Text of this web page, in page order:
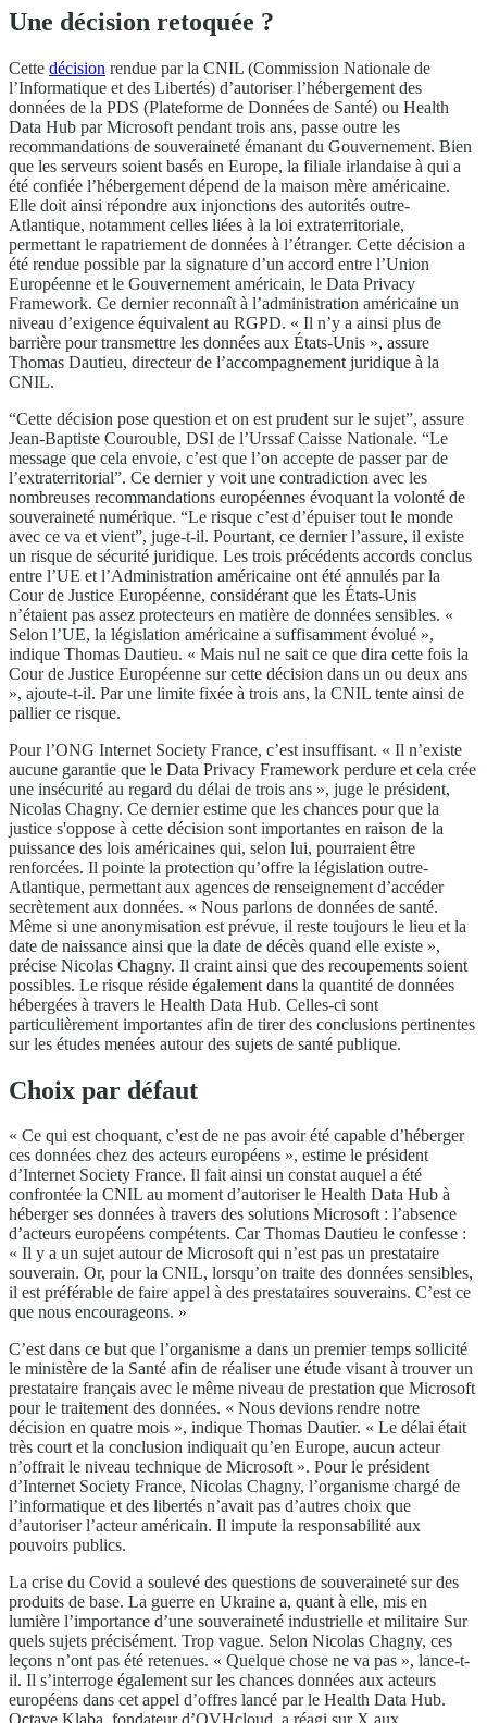
Une décision retoquée ?
Cette décision rendue par la CNIL (Commission Nationale de
l’Informatique et des Libertés) d’autoriser l’hébergement des
données de la PDS (Plateforme de Données de Santé) ou Health
Data Hub par Microsoft pendant trois ans, passe outre les
recommandations de souveraineté émanant du Gouvernement. Bien
que les serveurs soient basés en Europe, la filiale irlandaise à qui a
été confiée l’hébergement dépend de la maison mère américaine.
Elle doit ainsi répondre aux injonctions des autorités outre-
Atlantique, notamment celles liées à la loi extraterritoriale,
permettant le rapatriement de données à l’étranger. Cette décision a
été rendue possible par la signature d’un accord entre l’Union
Européenne et le Gouvernement américain, le Data Privacy
Framework. Ce dernier reconnaît à l’administration américaine un
niveau d’exigence équivalent au RGPD. « Il n’y a ainsi plus de
barrière pour transmettre les données aux États-Unis », assure
Thomas Dautieu, directeur de l’accompagnement juridique à la
CNIL.
“Cette décision pose question et on est prudent sur le sujet”, assure
Jean-Baptiste Courouble, DSI de l’Urssaf Caisse Nationale. “Le
message que cela envoie, c’est que l’on accepte de passer par de
l’extraterritorial”. Ce dernier y voit une contradiction avec les
nombreuses recommandations européennes évoquant la volonté de
souveraineté numérique. “Le risque c’est d’épuiser tout le monde
avec ce va et vient”, juge-t-il. Pourtant, ce dernier l’assure, il existe
un risque de sécurité juridique. Les trois précédents accords conclus
entre l’UE et l’Administration américaine ont été annulés par la
Cour de Justice Européenne, considérant que les États-Unis
n’étaient pas assez protecteurs en matière de données sensibles. «
Selon l’UE, la législation américaine a suffisamment évolué »,
indique Thomas Dautieu. « Mais nul ne sait ce que dira cette fois la
Cour de Justice Européenne sur cette décision dans un ou deux ans
», ajoute-t-il. Par une limite fixée à trois ans, la CNIL tente ainsi de
pallier ce risque.
Pour l’ONG Internet Society France, c’est insuffisant. « Il n’existe
aucune garantie que le Data Privacy Framework perdure et cela crée
une insécurité au regard du délai de trois ans », juge le président,
Nicolas Chagny. Ce dernier estime que les chances pour que la
justice s'oppose à cette décision sont importantes en raison de la
puissance des lois américaines qui, selon lui, pourraient être
renforcées. Il pointe la protection qu’offre la législation outre-
Atlantique, permettant aux agences de renseignement d’accéder
secrètement aux données. « Nous parlons de données de santé.
Même si une anonymisation est prévue, il reste toujours le lieu et la
date de naissance ainsi que la date de décès quand elle existe »,
précise Nicolas Chagny. Il craint ainsi que des recoupements soient
possibles. Le risque réside également dans la quantité de données
hébergées à travers le Health Data Hub. Celles-ci sont
particulièrement importantes afin de tirer des conclusions pertinentes
sur les études menées autour des sujets de santé publique.
Choix par défaut
« Ce qui est choquant, c’est de ne pas avoir été capable d’héberger
ces données chez des acteurs européens », estime le président
d’Internet Society France. Il fait ainsi un constat auquel a été
confrontée la CNIL au moment d’autoriser le Health Data Hub à
héberger ses données à travers des solutions Microsoft : l’absence
d’acteurs européens compétents. Car Thomas Dautieu le confesse :
« Il y a un sujet autour de Microsoft qui n’est pas un prestataire
souverain. Or, pour la CNIL, lorsqu’on traite des données sensibles,
il est préférable de faire appel à des prestataires souverains. C’est ce
que nous encourageons. »
C’est dans ce but que l’organisme a dans un premier temps sollicité
le ministère de la Santé afin de réaliser une étude visant à trouver un
prestataire français avec le même niveau de prestation que Microsoft
pour le traitement des données. « Nous devions rendre notre
décision en quatre mois », indique Thomas Dautier. « Le délai était
très court et la conclusion indiquait qu’en Europe, aucun acteur
n’offrait le niveau technique de Microsoft ». Pour le président
d’Internet Society France, Nicolas Chagny, l’organisme chargé de
l’informatique et des libertés n’avait pas d’autres choix que
d’autoriser l’acteur américain. Il impute la responsabilité aux
pouvoirs publics.
La crise du Covid a soulevé des questions de souveraineté sur des
produits de base. La guerre en Ukraine a, quant à elle, mis en
lumière l’importance d’une souveraineté industrielle et militaire Sur
quels sujets précisément. Trop vague. Selon Nicolas Chagny, ces
leçons n’ont pas été retenues. « Quelque chose ne va pas », lance-t-
il. Il s’interroge également sur les chances données aux acteurs
européens dans cet appel d’offres lancé par le Health Data Hub.